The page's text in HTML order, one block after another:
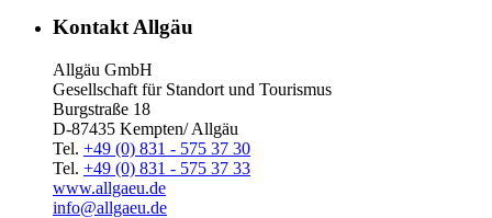
Kontakt Allgäu
Allgäu GmbH
Gesellschaft für Standort und Tourismus
Burgstraße 18
D-87435 Kempten/ Allgäu
Tel. +49 (0) 831 - 575 37 30
Tel. +49 (0) 831 - 575 37 33
www.allgaeu.de
info@allgaeu.de